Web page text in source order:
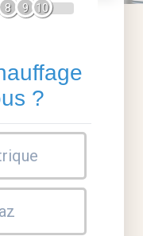
8 9 10
?